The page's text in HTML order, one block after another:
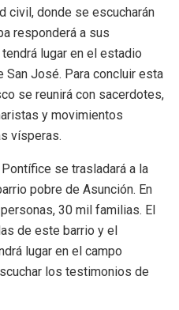
civil, donde se escucharán
responderá a sus
lugar en el estadio
San José. Para concluir esta
se reunirá con sacerdotes,
y movimientos
vísperas.
se trasladará a la
pobre de Asunción. En
30 mil familias. El
de este barrio y el
lugar en el campo
los testimonios de